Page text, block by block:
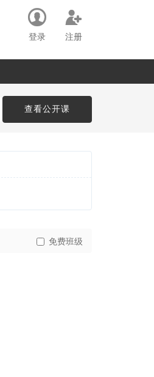
登录 注册
查看公开课
免费班级